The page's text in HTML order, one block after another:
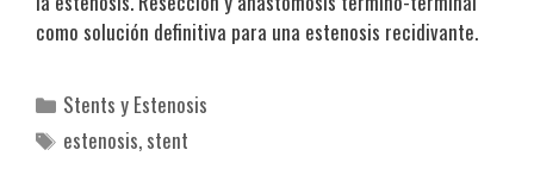
como solución definitiva para una estenosis recidivante.
Categorías
Stents y Estenosis
Etiquetas
estenosis, stent